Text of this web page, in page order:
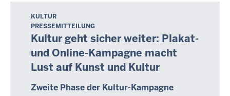
1
-
0
0
:
0
O
k
t
o
b
r
M
i
t
t
w
o
KULTUR
PRESSEMITTEILUNG
Kultur geht sicher weiter: Plakat-
und Online-Kampagne macht
Lust auf Kunst und Kultur
Zweite Phase der Kultur-Kampagne